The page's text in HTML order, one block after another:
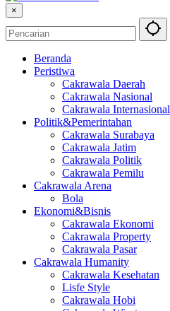
×
Beranda
Peristiwa
Cakrawala Daerah
Cakrawala Nasional
Cakrawala Internasional
Politik&Pemerintahan
Cakrawala Surabaya
Cakrawala Jatim
Cakrawala Politik
Cakrawala Pemilu
Cakrawala Arena
Bola
Ekonomi&Bisnis
Cakrawala Ekonomi
Cakrawala Property
Cakrawala Pasar
Cakrawala Humanity
Cakrawala Kesehatan
Lisfe Style
Cakrawala Hobi